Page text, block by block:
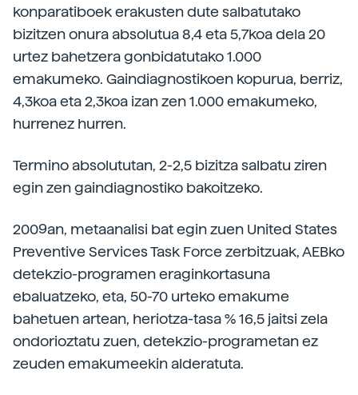
konparatiboek erakusten dute salbatutako
bizitzen onura absolutua 8,4 eta 5,7koa dela 20
urtez bahetzera gonbidatutako 1.000
emakumeko. Gaindiagnostikoen kopurua, berriz,
4,3koa eta 2,3koa izan zen 1.000 emakumeko,
hurrenez hurren.
Termino absolututan, 2-2,5 bizitza salbatu ziren
egin zen gaindiagnostiko bakoitzeko.
2009an, metaanalisi bat egin zuen United States
Preventive Services Task Force zerbitzuak, AEBko
detekzio-programen eraginkortasuna
ebaluatzeko, eta, 50-70 urteko emakume
bahetuen artean, heriotza-tasa % 16,5 jaitsi zela
ondorioztatu zuen, detekzio-programetan ez
zeuden emakumeekin alderatuta.